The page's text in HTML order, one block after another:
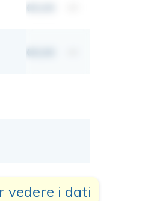
00,00
00,00
vedere i dati